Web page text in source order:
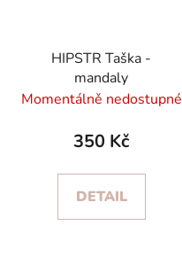
HIPSTR Taška -
mandaly
Momentálně nedostupné
350 Kč
DETAIL